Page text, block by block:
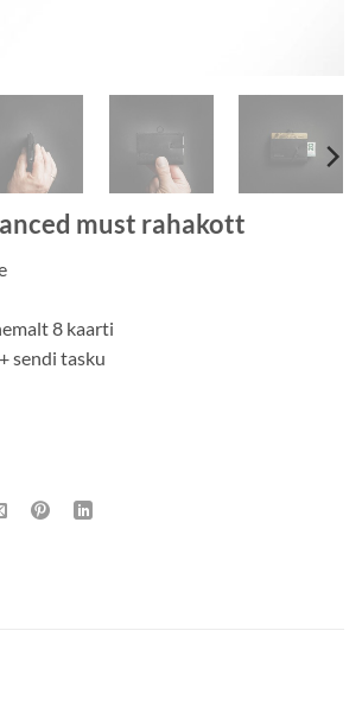
must rahakott
8 kaarti
sendi tasku